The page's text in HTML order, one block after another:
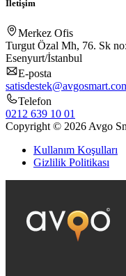
İletişim
Merkez Ofis
Turgut Özal Mh, 76. Sk
Esenyurt/İstanbul
E-posta
Telefon
0212 639 10 01
Copyright © 2026 Avgo
Kullanım Koşulları
Gizlilik Politikası